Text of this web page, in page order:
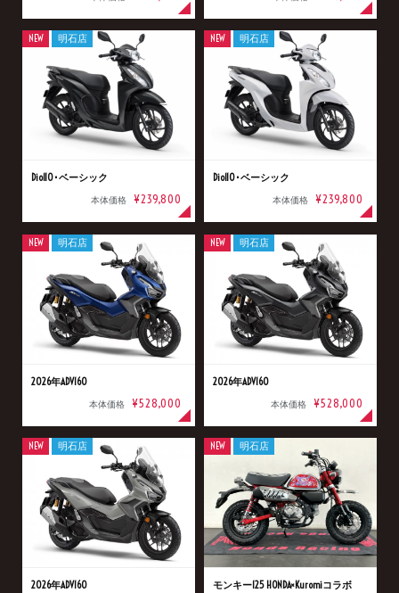
Dio110･ベーシック
本体価格 ¥239,800
NEW 明石店
Dio110･ベーシック
本体価格 ¥239,800
NEW 明石店
2026年ADV160
本体価格 ¥528,000
NEW 明石店
2026年ADV160
本体価格 ¥528,000
NEW 明石店
2026年ADV160
NEW 明石店
モンキー125 HONDA×Kuromiコラボ
NEW 明石店